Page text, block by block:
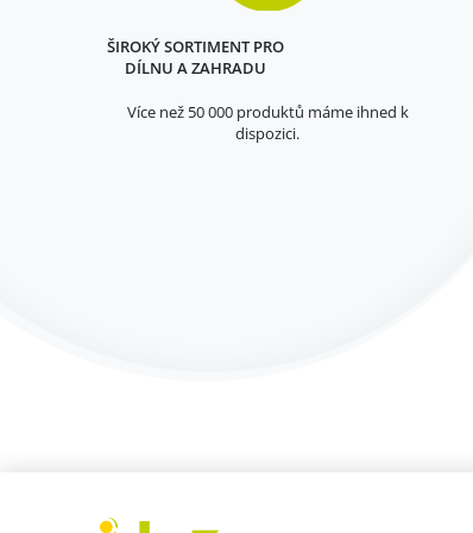
ŠIROKÝ SORTIMENT PRO
DÍLNU A ZAHRADU
Více než 50 000 produktů máme ihned k
dispozici.